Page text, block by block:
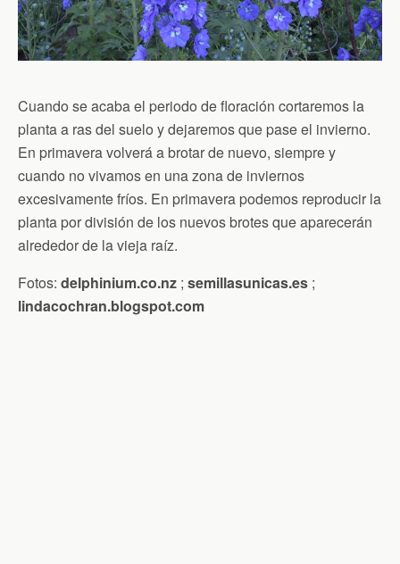
Cuando se acaba el periodo de floración cortaremos la
planta a ras del suelo y dejaremos que pase el invierno.
En primavera volverá a brotar de nuevo, siempre y
cuando no vivamos en una zona de inviernos
excesivamente fríos. En primavera podemos reproducir la
planta por división de los nuevos brotes que aparecerán
alrededor de la vieja raíz.
Fotos: delphinium.co.nz ; semillasunicas.es ;
lindacochran.blogspot.com